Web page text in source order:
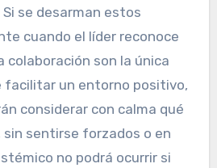
se desarman estos
cuando el líder reconoce
colaboración son la única
facilitar un entorno positivo,
considerar con calma qué
sin sentirse forzados o en
no podrá ocurrir si